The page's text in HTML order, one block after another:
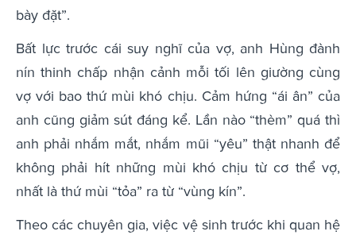
bày đặt”.
Bất lực trước cái suy nghĩ của vợ, anh Hùng đành
nín thinh chấp nhận cảnh mỗi tối lên giường cùng
vợ với bao thứ mùi khó chịu. Cảm hứng “ái ân” của
anh cũng giảm sút đáng kể. Lần nào “thèm” quá thì
anh phải nhắm mắt, nhắm mũi “yêu” thật nhanh để
không phải hít những mùi khó chịu từ cơ thể vợ,
nhất là thứ mùi “tỏa” ra từ “vùng kín”.
Theo các chuyên gia, việc vệ sinh trước khi quan hệ